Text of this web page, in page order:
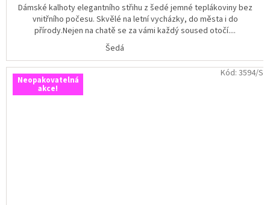
Dámské kalhoty elegantního střihu z šedé jemné teplákoviny bez
vnitřního počesu. Skvělé na letní vycházky, do města i do
přírody.Nejen na chatě se za vámi každý soused otočí....
Šedá
Neopakovatelná
akce!
Kód: 3594/S